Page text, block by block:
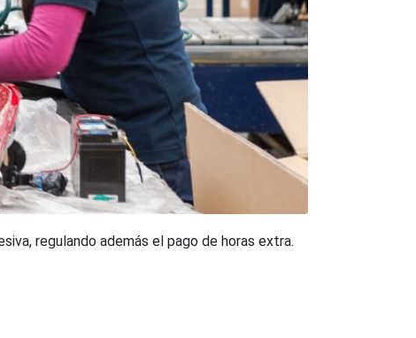
regulando además el pago de horas extra.